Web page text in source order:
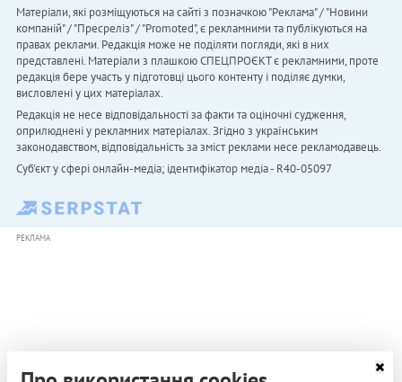
Матеріали, які розміщуються на сайті з позначкою "Реклама" / "Новини
компаній" / "Пресреліз" / "Promoted", є рекламними та публікуються на
правах реклами. Редакція може не поділяти погляди, які в них
представлені. Матеріали з плашкою СПЕЦПРОЄКТ є рекламними, проте
редакція бере участь у підготовці цього контенту і поділяє думки,
висловлені у цих матеріалах.
Редакція не несе відповідальності за факти та оціночні судження,
оприлюднені у рекламних матеріалах. Згідно з українським
законодавством, відповідальність за зміст реклами несе рекламодавець.
Cуб'єкт у сфері онлайн-медіа; ідентифікатор медіа - R40-05097
РЕКЛАМА